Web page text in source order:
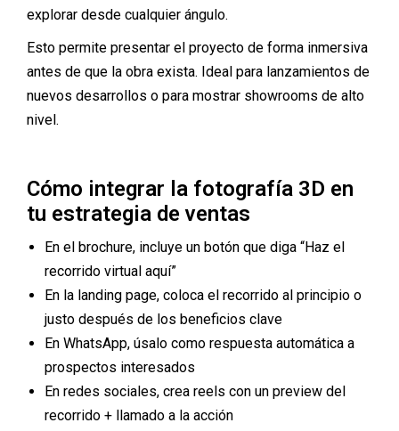
explorar desde cualquier ángulo.
Esto permite presentar el proyecto de forma inmersiva
antes de que la obra exista. Ideal para lanzamientos de
nuevos desarrollos o para mostrar showrooms de alto
nivel.
Cómo integrar la fotografía 3D en
tu estrategia de ventas
En el brochure, incluye un botón que diga “Haz el
recorrido virtual aquí”
En la landing page, coloca el recorrido al principio o
justo después de los beneficios clave
En WhatsApp, úsalo como respuesta automática a
prospectos interesados
En redes sociales, crea reels con un preview del
recorrido + llamado a la acción